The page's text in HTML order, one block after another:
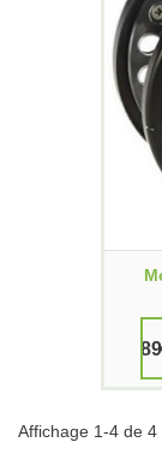
Affichage 1-4 de 4